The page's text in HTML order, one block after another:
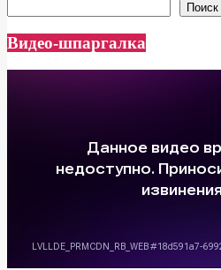
Поиск
Видео-шпаргалка